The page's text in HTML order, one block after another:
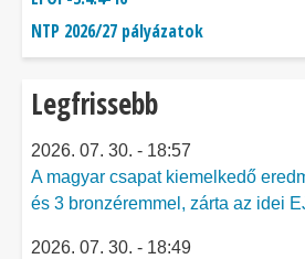
NTP 2026/27 pályázatok
Legfrissebb
2026. 07. 30. - 18:57
A magyar csapat kiemelkedő
és 3 bronzéremmel, zárta az idei
2026. 07. 30. - 18:49